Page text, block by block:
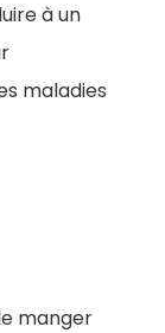
à un
maladies
manger